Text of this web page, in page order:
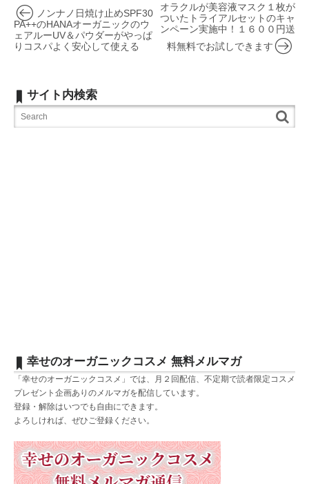
オラクルが美容液マスク１枚が
ついたトライアルセットのキャ
ンペーン実施中！１６００円送
料無料でお試しできます
ノンナノ日焼け止めSPF30
PA++のHANAオーガニックのウ
ェアルーUV＆パウダーがやっぱ
りコスパよく安心して使える
サイト内検索
幸せのオーガニックコスメ 無料メルマガ
「幸せのオーガニックコスメ」では、月２回配信、不定期で読者限定コスメ
プレゼント企画ありのメルマガを配信しています。
登録・解除はいつでも自由にできます。
よろしければ、ぜひご登録ください。